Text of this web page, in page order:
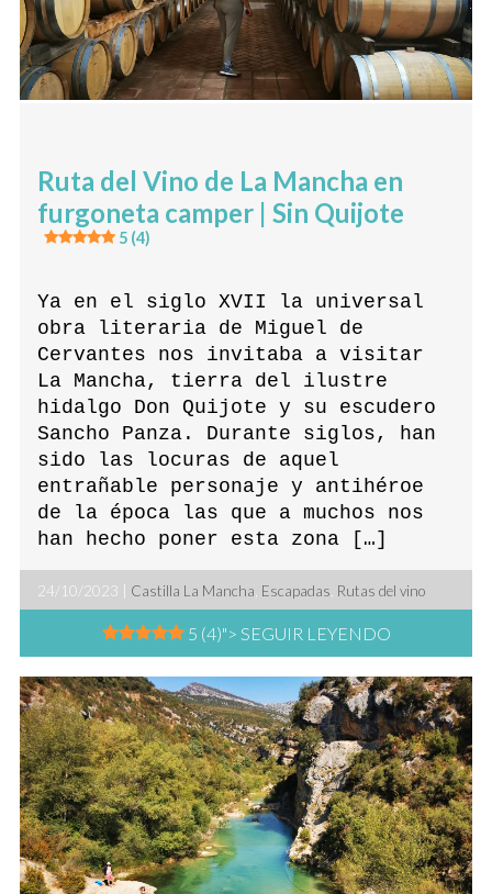
Ruta del Vino de La Mancha en
furgoneta camper | Sin Quijote
5 (4)
Ya en el siglo XVII la universal
obra literaria de Miguel de
Cervantes nos invitaba a visitar
La Mancha, tierra del ilustre
hidalgo Don Quijote y su escudero
Sancho Panza. Durante siglos, han
sido las locuras de aquel
entrañable personaje y antihéroe
de la época las que a muchos nos
han hecho poner esta zona […]
24/10/2023 | Castilla La Mancha, Escapadas, Rutas del vino
5 (4)"> SEGUIR LEYENDO